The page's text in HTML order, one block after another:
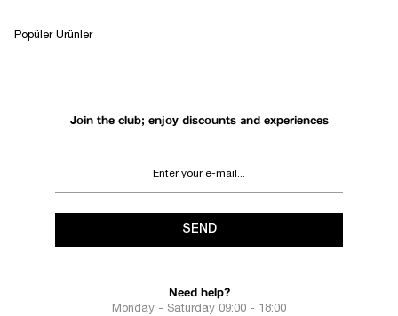
Join the club; enjoy discounts and experiences
SEND
Need help?
Monday - Saturday 09:00 - 18:00
Popüler Ürünler